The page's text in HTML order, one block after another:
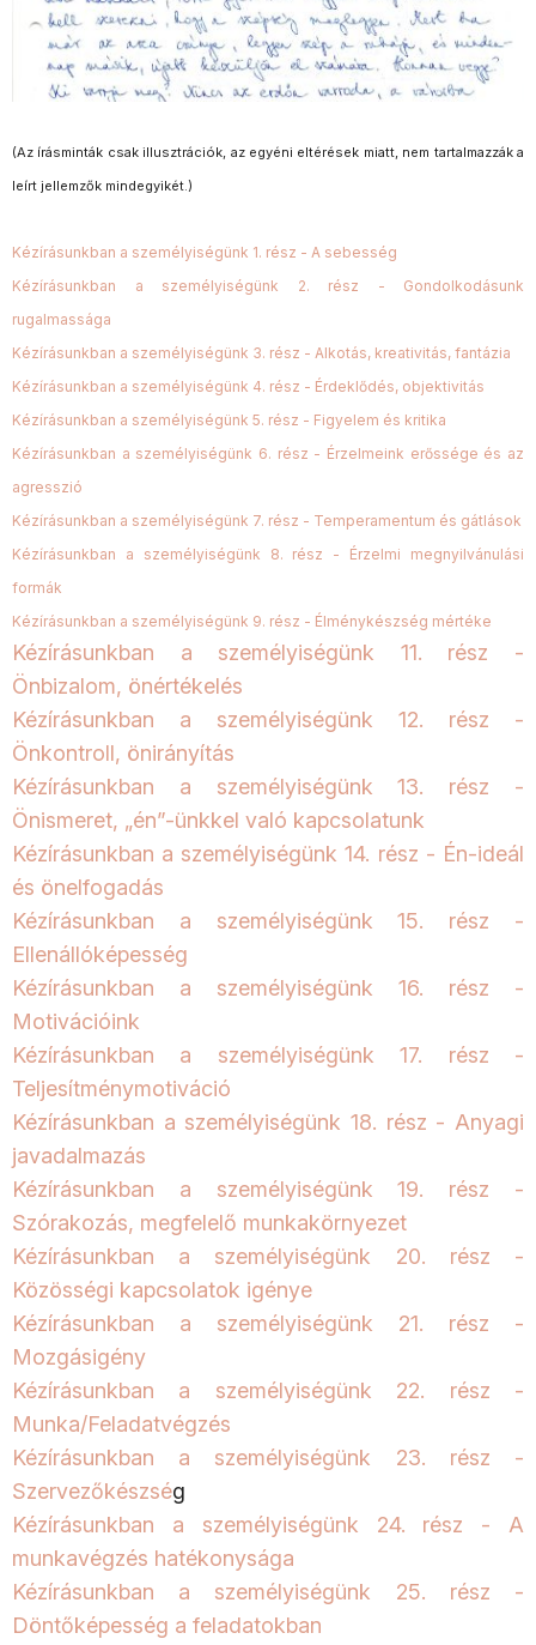
(Az írásminták csak illusztrációk, az egyéni eltérések miatt, nem tartalmazzák a
leírt jellemzők mindegyikét.)
Kézírásunkban a személyiségünk 1. rész - A sebesség
Kézírásunkban a személyiségünk 2. rész - Gondolkodásunk
rugalmassága
Kézírásunkban a személyiségünk 3. rész - Alkotás, kreativitás, fantázia
Kézírásunkban a személyiségünk 4. rész - Érdeklődés, objektivitás
Kézírásunkban a személyiségünk 5. rész - Figyelem és kritika
Kézírásunkban a személyiségünk 6. rész - Érzelmeink erőssége és az
agresszió
Kézírásunkban a személyiségünk 7. rész - Temperamentum és gátlások
Kézírásunkban a személyiségünk 8. rész - Érzelmi megnyilvánulási
formák
Kézírásunkban a személyiségünk 9. rész - Élménykészség mértéke
Kézírásunkban a személyiségünk 11. rész -
Önbizalom, önértékelés
Kézírásunkban a személyiségünk 12. rész -
Önkontroll, önirányítás
Kézírásunkban a személyiségünk 13. rész -
Önismeret, „én”-ünkkel való kapcsolatunk
Kézírásunkban a személyiségünk 14. rész - Én-ideál
és önelfogadás
Kézírásunkban a személyiségünk 15. rész -
Ellenállóképesség
Kézírásunkban a személyiségünk 16. rész -
Motivációink
Kézírásunkban a személyiségünk 17. rész -
Teljesítménymotiváció
Kézírásunkban a személyiségünk 18. rész - Anyagi
javadalmazás
Kézírásunkban a személyiségünk 19. rész -
Szórakozás, megfelelő munkakörnyezet
Kézírásunkban a személyiségünk 20. rész -
Közösségi kapcsolatok igénye
Kézírásunkban a személyiségünk 21. rész -
Mozgásigény
Kézírásunkban a személyiségünk 22. rész -
Munka/Feladatvégzés
Kézírásunkban a személyiségünk 23. rész -
Szervezőkészség
Kézírásunkban a személyiségünk 24. rész - A
munkavégzés hatékonysága
Kézírásunkban a személyiségünk 25. rész -
Döntőképesség a feladatokban